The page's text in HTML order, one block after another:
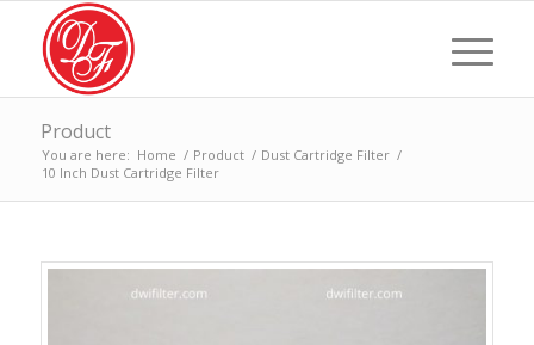
Product
You are here: Home / Product / Dust Cartridge Filter /
10 Inch Dust Cartridge Filter